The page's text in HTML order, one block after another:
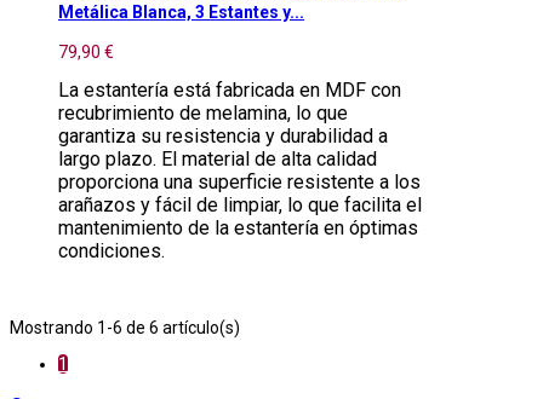
Metálica Blanca, 3 Estantes y...
79,90 €
La estantería está fabricada en MDF con
recubrimiento de melamina, lo que
garantiza su resistencia y durabilidad a
largo plazo. El material de alta calidad
proporciona una superficie resistente a los
arañazos y fácil de limpiar, lo que facilita el
mantenimiento de la estantería en óptimas
condiciones.
Mostrando 1-6 de 6 artículo(s)
1